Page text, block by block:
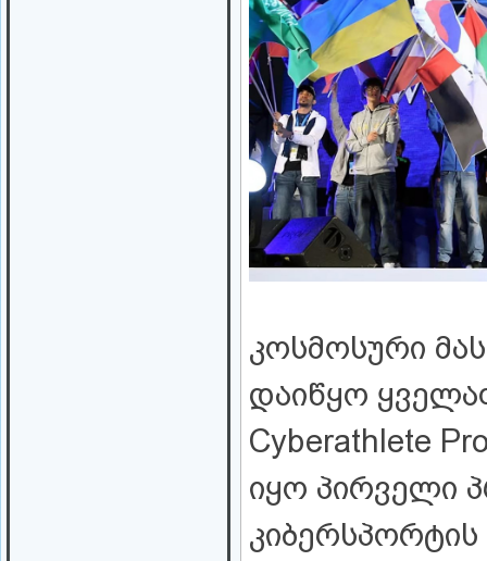
კოსმოსური
დაიწყო
Cyberathlete
იყო პირველი